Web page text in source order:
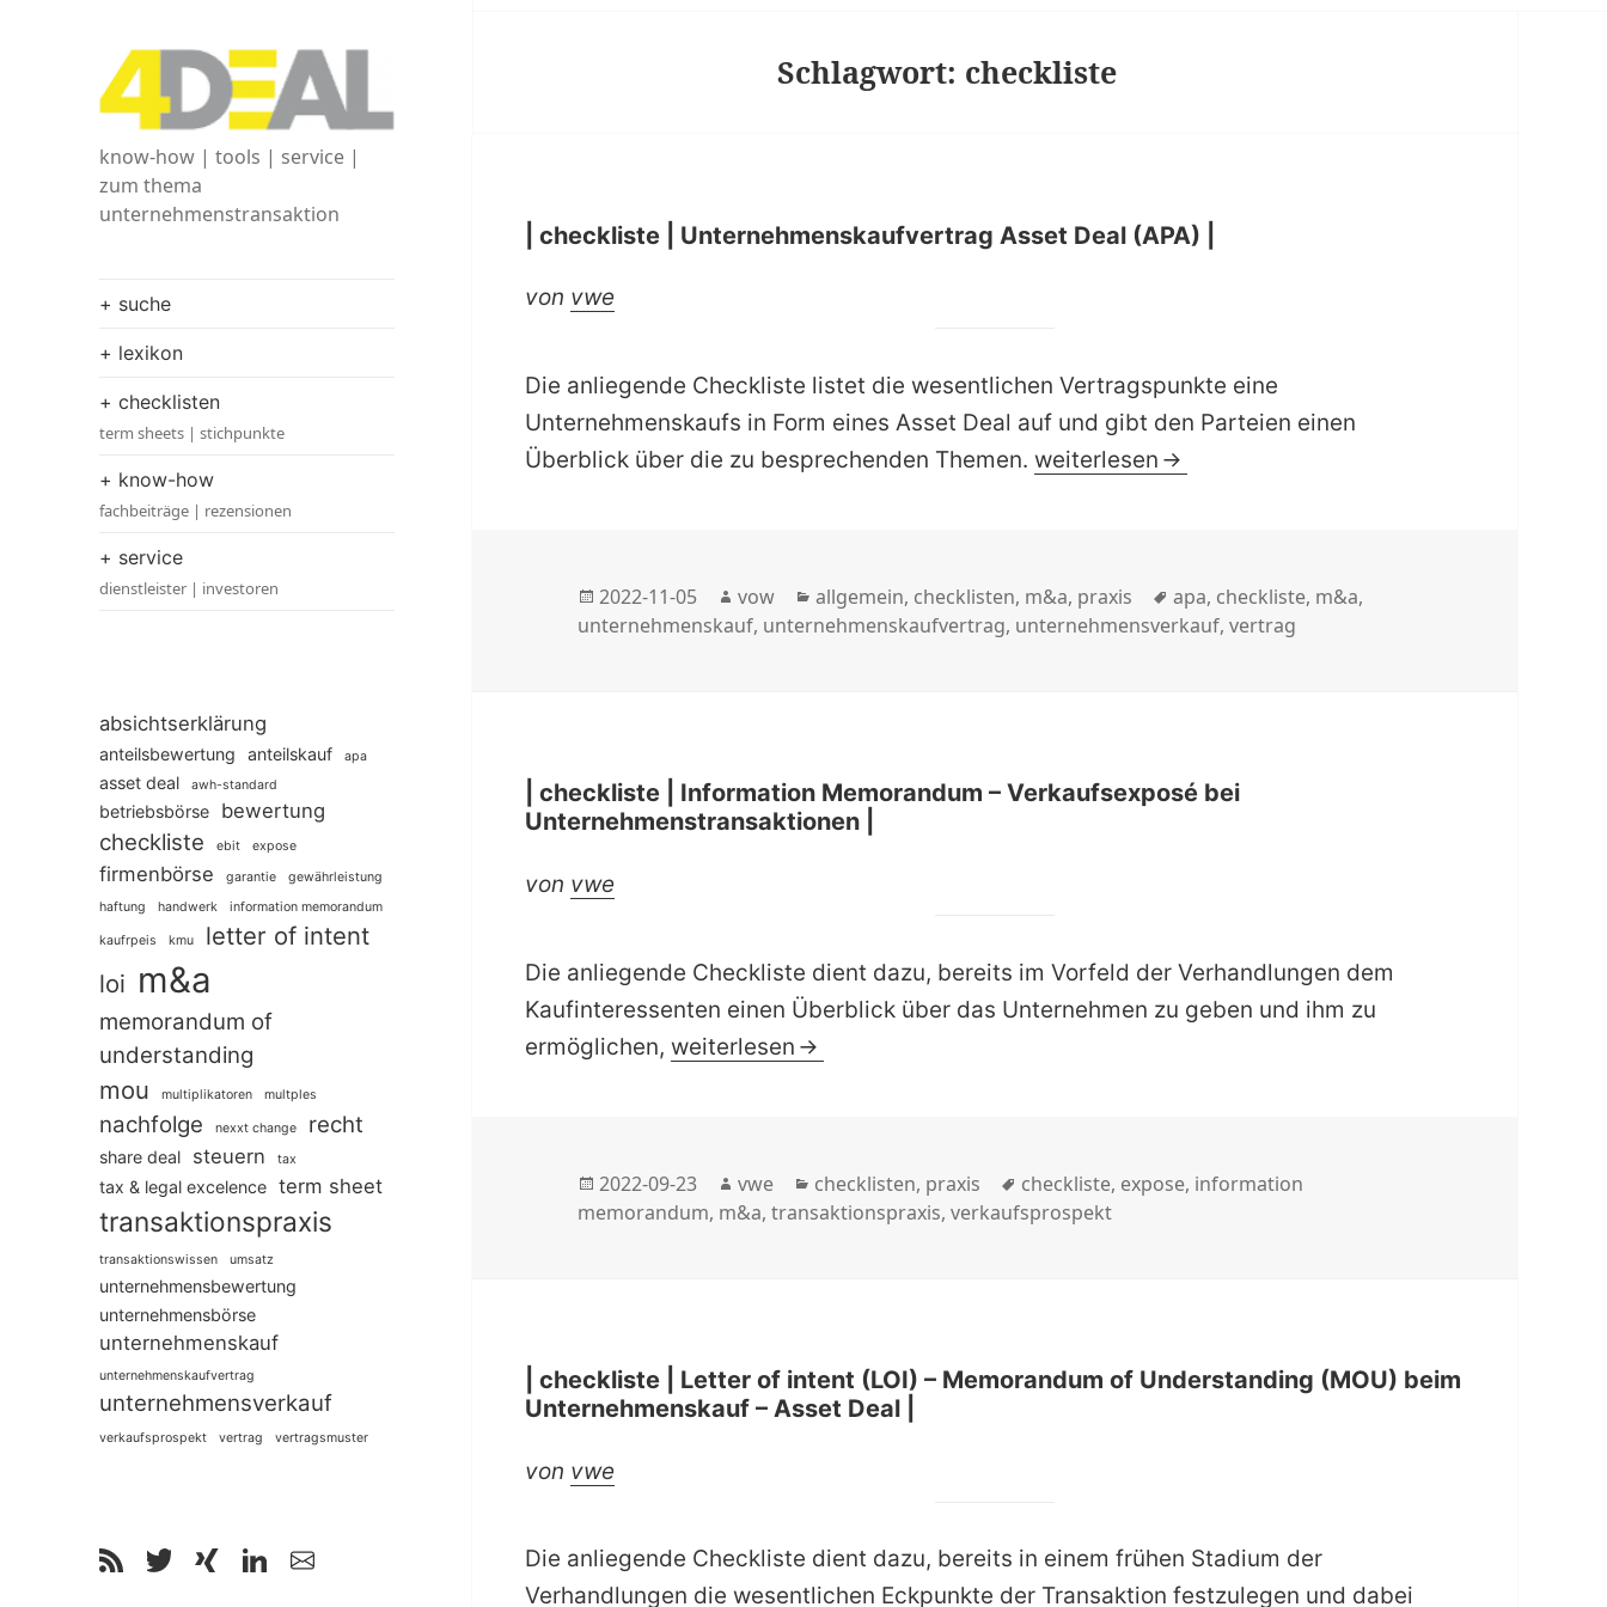
know-how | tools | service |
zum thema
unternehmenstransaktion
+ suche
+ lexikon
+ checklisten
term sheets | stichpunkte
+ know-how
fachbeiträge | rezensionen
+ service
dienstleister | investoren
absichtserklärung
anteilsbewertung anteilskauf apa
asset deal awh-standard
betriebsbörse bewertung
checkliste ebit expose
firmenbörse garantie
gewährleistung
haftung
handwerk information memorandum
kaufrpeis kmu
letter of intent
loi m&a
memorandum of
understanding
mou multiplikatoren multples
nachfolge nexxt change recht
share deal steuern tax
tax & legal excelence term sheet
transaktionspraxis
transaktionswissen umsatz
unternehmensbewertung
unternehmensbörse
unternehmenskauf
unternehmenskaufvertrag
unternehmensverkauf
verkaufsprospekt vertrag vertragsmuster
Schlagwort: checkliste
| checkliste | Unternehmenskaufvertrag Asset Deal (APA) |
von vwe
Die anliegende Checkliste listet die wesentlichen Vertragspunkte eine
Unternehmenskaufs in Form eines Asset Deal auf und gibt den Parteien einen
Überblick über die zu besprechenden Themen. | checkliste | Unternehmenskaufvertrag Asset Deal
weiterlesen
Veröffentlicht
am
2022-11-05 Autor
vow Kategorien
allgemein, checklisten, m&a, praxis Schlagwörter
apa, checkliste, m&a,
unternehmenskauf, unternehmenskaufvertrag, unternehmensverkauf, vertrag
| checkliste | Information Memorandum – Verkaufsexposé bei
Unternehmenstransaktionen |
von vwe
Die anliegende Checkliste dient dazu, bereits im Vorfeld der Verhandlungen dem
Kaufinteressenten einen Überblick über das Unternehmen zu geben und ihm zu
ermöglichen, | checkliste | Information Memorandum – Verkaufsexposé bei
weiterlesen
Veröffentlicht
am
2022-09-23 Autor
vwe Kategorien
checklisten, praxis Schlagwörter
checkliste, expose, information
memorandum, m&a, transaktionspraxis, verkaufsprospekt
| checkliste | Letter of intent (LOI) – Memorandum of Understanding (MOU) beim
Unternehmenskauf – Asset Deal |
von vwe
Die anliegende Checkliste dient dazu, bereits in einem frühen Stadium der
Verhandlungen die wesentlichen Eckpunkte der Transaktion festzulegen und dabei